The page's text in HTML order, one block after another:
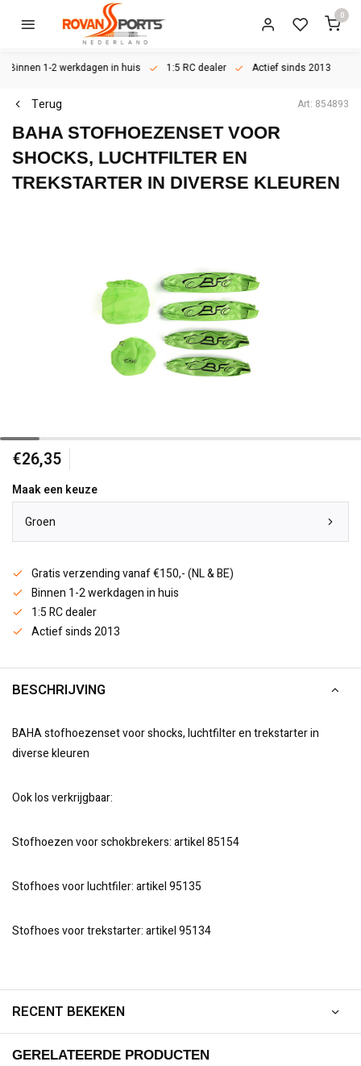
0
Binnen 1-2 werkdagen in huis 1:5 RC dealer Actief sinds 2013
Terug Art: 854893
BAHA STOFHOEZENSET VOOR
SHOCKS, LUCHTFILTER EN
TREKSTARTER IN DIVERSE KLEUREN
€26,35
Maak een keuze
Groen
Gratis verzending vanaf €150,- (NL & BE)
Binnen 1-2 werkdagen in huis
1:5 RC dealer
Actief sinds 2013
BESCHRIJVING
BAHA stofhoezenset voor shocks, luchtfilter en trekstarter in
diverse kleuren
Ook los verkrijgbaar:
Stofhoezen voor schokbrekers: artikel 85154
Stofhoes voor luchtfiler: artikel 95135
Stofhoes voor trekstarter: artikel 95134
RECENT BEKEKEN
GERELATEERDE PRODUCTEN